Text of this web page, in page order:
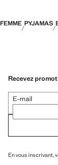
FEMME PYJAMAS
Recevez
E-mail
En vous inscrivant,